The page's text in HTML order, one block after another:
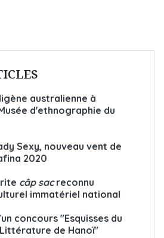
australienne à
d'ethnographie du
Sexy, nouveau vent de
2020
câp sacreconnu
immatériel national
concours "Esquisses du
de Hanoï"